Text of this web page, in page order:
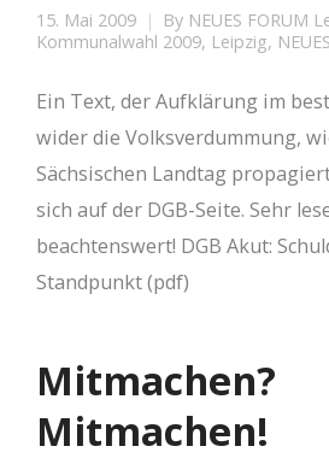
15. Mai 2009 By NEUES FORUM
Kommunalwahl 2009, Leipzig,
Ein Text, der Aufklärung im
wider die Volksverdummung,
Sächsischen Landtag
sich auf der DGB-Seite. Sehr
beachtenswert! DGB Akut:
Standpunkt (pdf)
Mitmachen?
Mitmachen!